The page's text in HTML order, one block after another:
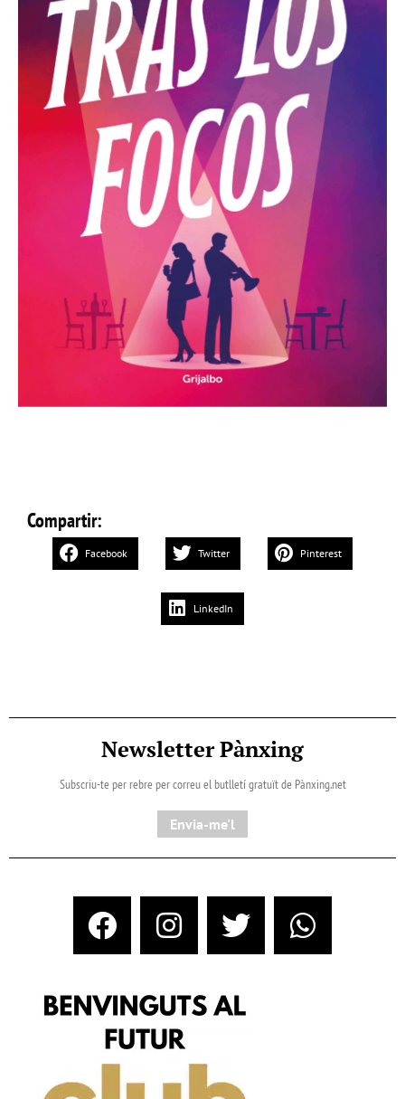
Compartir:
Facebook Twitter Pinterest
LinkedIn
Newsletter Pànxing
Subscriu-te per rebre per correu el butlletí gratuït de Pànxing.net​
Envia-me'l